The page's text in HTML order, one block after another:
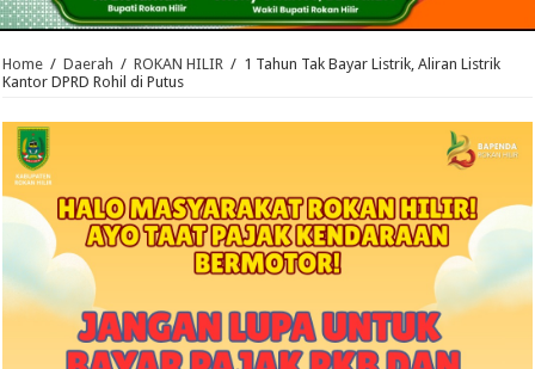
Home / Daerah / ROKAN HILIR / 1 Tahun Tak Bayar Listrik, Aliran Listrik
Kantor DPRD Rohil di Putus